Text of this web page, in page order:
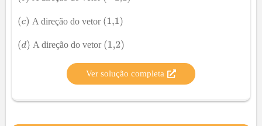
A direção do vetor
A direção do vetor
Ver solução completa